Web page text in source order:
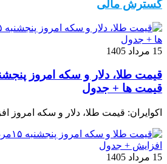
گسترش مالی
15 مرداد 1405
قیمت ها + جدول
اکوایران: قیمت طلا، دلار و سکه امروز
15 مرداد 1405